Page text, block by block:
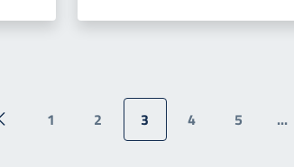
Pagina precedente
1 2 3 4 5 ...